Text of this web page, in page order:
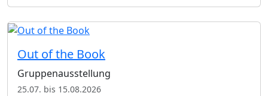
Out of the Book
Gruppenausstellung
25.07. bis 15.08.2026